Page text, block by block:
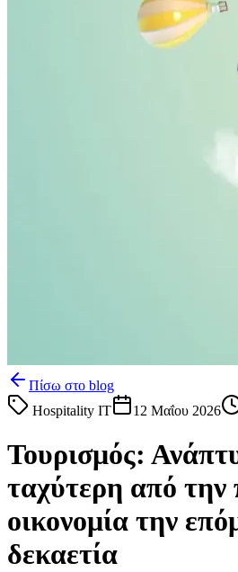
Πίσω στο blog
Hospitality IT
12 Μαΐου 2026
Τουρισμός:
ταχύτερη από την
οικονομία την
δεκαετία